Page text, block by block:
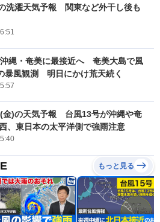
洗濯天気予報 関東など外干し後も
縄・奄美に最接近へ 奄美大島で風
暴風観測 明日にかけ荒天続く
金)の天気予報 台風13号が沖縄や奄
、東日本の太平洋側で強雨注意
もっと見る